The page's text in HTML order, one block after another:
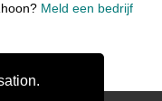
Meld een bedrijf